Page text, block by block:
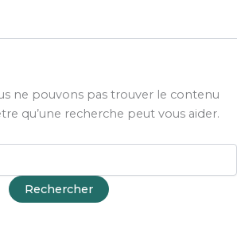
ne pouvons pas trouver le contenu
qu’une recherche peut vous aider.